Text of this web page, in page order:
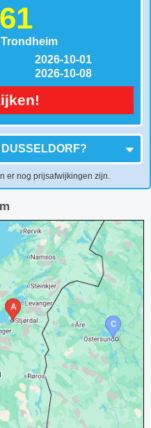
2026-10-01
2026-10-08
DUSSELDORF?
er nog prijsafwijkingen zijn.